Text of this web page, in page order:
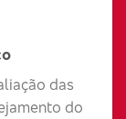
das
do